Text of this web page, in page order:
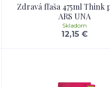
Zdravá fľaša 475ml Think
ARS UNA
12,15 €
Skladom